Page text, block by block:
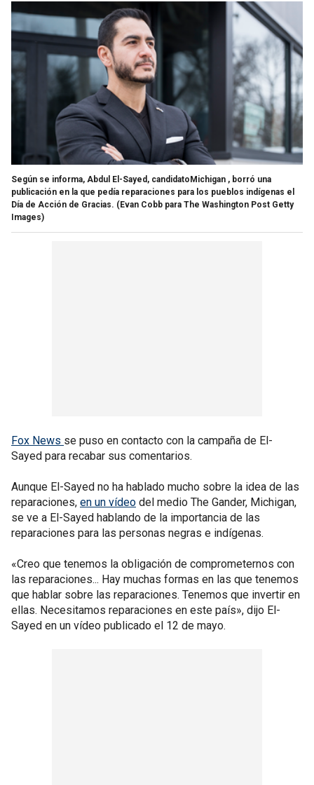
Según se informa, Abdul El-Sayed, candidatoMichigan , borró una
publicación en la que pedía reparaciones para los pueblos indígenas el
Día de Acción de Gracias. (Evan Cobb para The Washington Post Getty
Images)
Fox News se puso en contacto con la campaña de El-
Sayed para recabar sus comentarios.
Aunque El-Sayed no ha hablado mucho sobre la idea de las
reparaciones, en un vídeo del medio The Gander, Michigan,
se ve a El-Sayed hablando de la importancia de las
reparaciones para las personas negras e indígenas.
«Creo que tenemos la obligación de comprometernos con
las reparaciones... Hay muchas formas en las que tenemos
que hablar sobre las reparaciones. Tenemos que invertir en
ellas. Necesitamos reparaciones en este país», dijo El-
Sayed en un vídeo publicado el 12 de mayo.